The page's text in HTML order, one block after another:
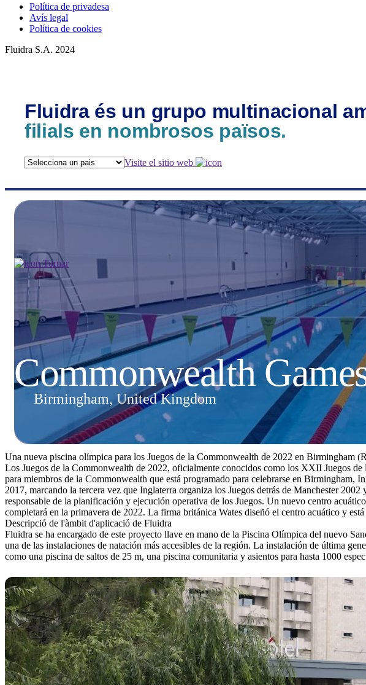
Política de privadesa
Avís legal
Política de cookies
Fluidra S.A. 2024
Fluidra és un grupo multinacional
filials en nombrosos països.
Visite el sitio web
Tornar
Commonwealth
Birmingham, United Kingdom
Una nueva piscina olímpica para los Juegos de la Commonwealth de 2022 en Birmingham
Los Juegos de la Commonwealth de 2022, oficialmente conocidos como los XXII Juegos
para miembros de la Commonwealth que está programado para celebrarse en
2017, marcando la tercera vez que Inglaterra organiza los Juegos detrás de Manchester
responsable de la planificación y ejecución operativa de los Juegos. Un nuevo centro
completará en la primavera de 2022. La firma británica Wates diseñó el centro acuático y
Descripció de l'àmbit d'aplicació de Fluidra
Fluidra se ha encargado de este proyecto llave en mano de la Piscina Olímpica del nuevo
una de las instalaciones de natación más accesibles de la región. La instalación de última
como una piscina de saltos de 25 m, una piscina comunitaria y asientos para hasta 1000